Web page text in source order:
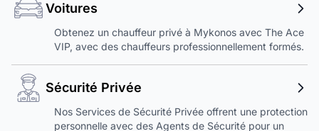
Voitures
Obtenez un chauffeur privé à Mykonos avec The Ace
VIP, avec des chauffeurs professionnellement formés.
Sécurité Privée
Nos Services de Sécurité Privée offrent une protection
personnelle avec des Agents de Sécurité pour un